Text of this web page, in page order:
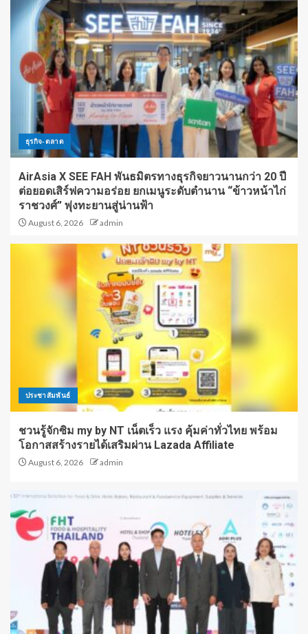
ธุรกิจ-ตลาด
AirAsia X SEE FAH พันธมิตรทางธุรกิจยาวนานกว่า 20 ปี
ต่อยอดเสิร์ฟความอร่อย ยกเมนูระดับตำนาน “ข้าวหน้าไก่
ราชวงศ์” พุ่งทะยานสู่น่านฟ้า
August 6, 2026 admin
ประชาสัมพันธ์
ชวนรู้จักซิม my by NT เน็ตเร็ว แรง คุ้มค่าทั่วไทย พร้อม
โอกาสสร้างรายได้เสริมผ่าน Lazada Affiliate
August 6, 2026 admin